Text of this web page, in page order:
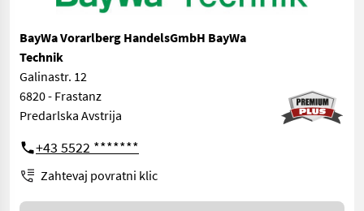
BayWa Vorarlberg HandelsGmbH BayWa
Technik
Galinastr. 12
6820 - Frastanz
Predarlska Avstrija
+43 5522 *******
Zahtevaj povratni klic